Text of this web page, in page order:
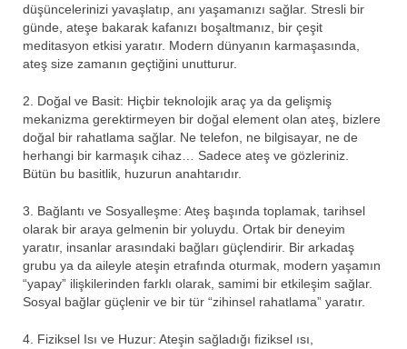
düşüncelerinizi yavaşlatıp, anı yaşamanızı sağlar. Stresli bir
günde, ateşe bakarak kafanızı boşaltmanız, bir çeşit
meditasyon etkisi yaratır. Modern dünyanın karmaşasında,
ateş size zamanın geçtiğini unutturur.
2. Doğal ve Basit: Hiçbir teknolojik araç ya da gelişmiş
mekanizma gerektirmeyen bir doğal element olan ateş, bizlere
doğal bir rahatlama sağlar. Ne telefon, ne bilgisayar, ne de
herhangi bir karmaşık cihaz… Sadece ateş ve gözleriniz.
Bütün bu basitlik, huzurun anahtarıdır.
3. Bağlantı ve Sosyalleşme: Ateş başında toplamak, tarihsel
olarak bir araya gelmenin bir yoluydu. Ortak bir deneyim
yaratır, insanlar arasındaki bağları güçlendirir. Bir arkadaş
grubu ya da aileyle ateşin etrafında oturmak, modern yaşamın
“yapay” ilişkilerinden farklı olarak, samimi bir etkileşim sağlar.
Sosyal bağlar güçlenir ve bir tür “zihinsel rahatlama” yaratır.
4. Fiziksel Isı ve Huzur: Ateşin sağladığı fiziksel ısı,